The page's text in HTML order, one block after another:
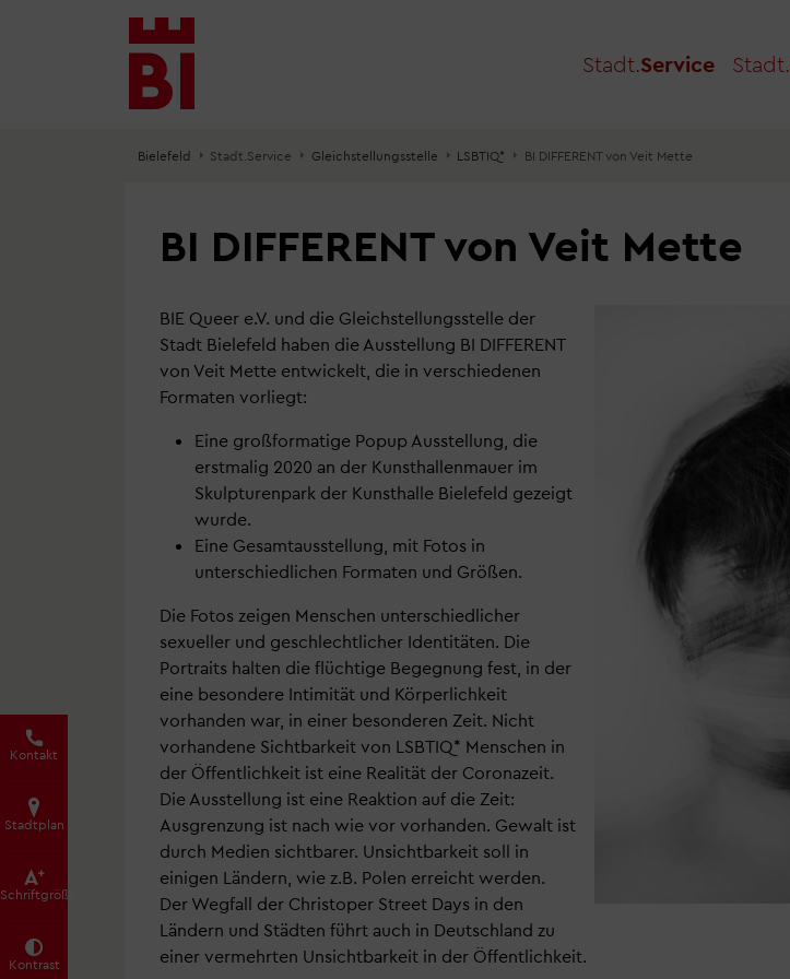
Inhalt
anspringen
Menü
anspringen
Suche
anspringen
Stadt.Service Stadt.
Kontakt
Stadtplan
Schrift­größe
Kontrast
Bielefeld Stadt.Service Gleichstellungsstelle LSBTIQ* BI DIFFERENT von Veit Mette
BI DIFFERENT von Veit Mette
BIE Queer e.V. und die Gleichstellungsstelle der
Stadt Bielefeld haben die Ausstellung BI DIFFERENT
von Veit Mette entwickelt, die in verschiedenen
Formaten vorliegt:
Eine großformatige Popup Ausstellung, die
erstmalig 2020 an der Kunsthallenmauer im
Skulpturenpark der Kunsthalle Bielefeld gezeigt
wurde.
Eine Gesamtausstellung, mit Fotos in
unterschiedlichen Formaten und Größen.
Die Fotos zeigen Menschen unterschiedlicher
sexueller und geschlechtlicher Identitäten. Die
Portraits halten die flüchtige Begegnung fest, in der
eine besondere Intimität und Körperlichkeit
vorhanden war, in einer besonderen Zeit. Nicht
vorhandene Sichtbarkeit von LSBTIQ* Menschen in
der Öffentlichkeit ist eine Realität der Coronazeit.
Die Ausstellung ist eine Reaktion auf die Zeit:
Ausgrenzung ist nach wie vor vorhanden. Gewalt ist
durch Medien sichtbarer. Unsichtbarkeit soll in
einigen Ländern, wie z.B. Polen erreicht werden.
Der Wegfall der Christoper Street Days in den
Ländern und Städten führt auch in Deutschland zu
einer vermehrten Unsichtbarkeit in der Öffentlichkeit.